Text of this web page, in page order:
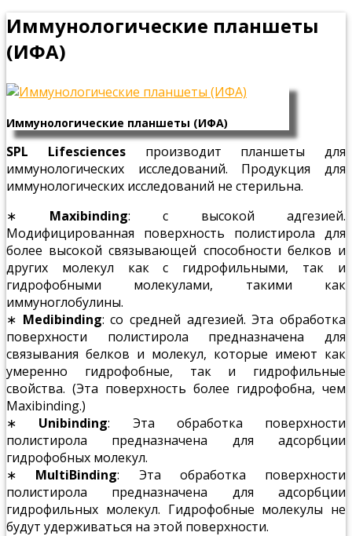
Иммунологические планшеты
(ИФА)
Иммунологические планшеты (ИФА)
SPL Lifesciencesпроизводит планшеты для
иммунологических исследований. Продукция для
иммунологических исследований не стерильна.
∗ Maxibinding: с высокой адгезией.
Модифицированная поверхность полистирола для
более высокой связывающей способности белков и
других молекул как с гидрофильными, так и
гидрофобными молекулами, такими как
иммуноглобулины.
∗ Medibinding: со средней адгезией. Эта обработка
поверхности полистирола предназначена для
связывания белков и молекул, которые имеют как
умеренно гидрофобные, так и гидрофильные
свойства. (Эта поверхность более гидрофобна, чем
Maxibinding.)
∗ Unibinding: Эта обработка поверхности
полистирола предназначена для адсорбции
гидрофобных молекул.
∗ MultiBinding: Эта обработка поверхности
полистирола предназначена для адсорбции
гидрофильных молекул. Гидрофобные молекулы не
будут удерживаться на этой поверхности.